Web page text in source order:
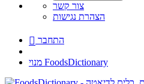
צור קשר
הצהרת נגישות
 התחבר
מנוי FoodsDictionary